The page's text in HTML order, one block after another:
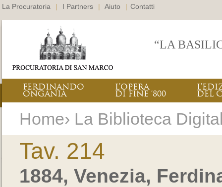
La Procuratoria | I Partners | Aiuto | Contatti
“LA
FERDINANDO
ONGANIA
L’OPERA
DI FINE ‘800 DEL
Home› La Biblioteca
Tav. 214
1884, Venezia,